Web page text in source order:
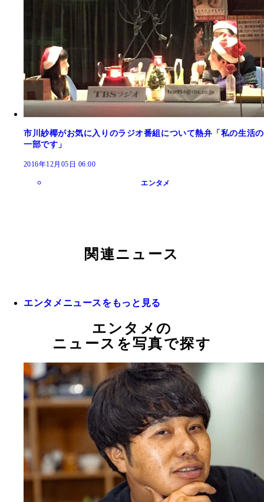
市川紗椰がお気に入りのラジオ番組について熱弁「私の生活の
一部です」
2016年12月05日 06:00
エンタメ
関連ニュース
エンタメニュースをもっと見る
エンタメの
ニュースを写真で探す